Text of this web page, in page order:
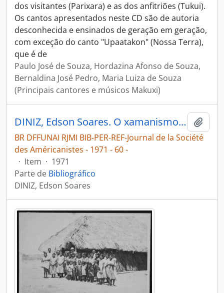
dos visitantes (Parixara) e as dos anfitriões (Tukui).
Os cantos apresentados neste CD são de autoria
desconhecida e ensinados de geração em geração,
com exceção do canto "Upaatakon" (Nossa Terra),
que é de
Paulo José de Souza, Hordazina Afonso de Souza,
Bernaldina José Pedro, Maria Luiza de Souza
(Principais cantores e músicos Makuxi)
DINIZ, Edson Soares. O xamanismo dos índios Makuxí [Journal de la Société des Américanistes]
BR DFFUNAI RJMI BIB-PER-REF-Journal de la Société
des Américanistes - 1971 - 60 -
· Item · 1971
Parte de Bibliográfico
DINIZ, Edson Soares